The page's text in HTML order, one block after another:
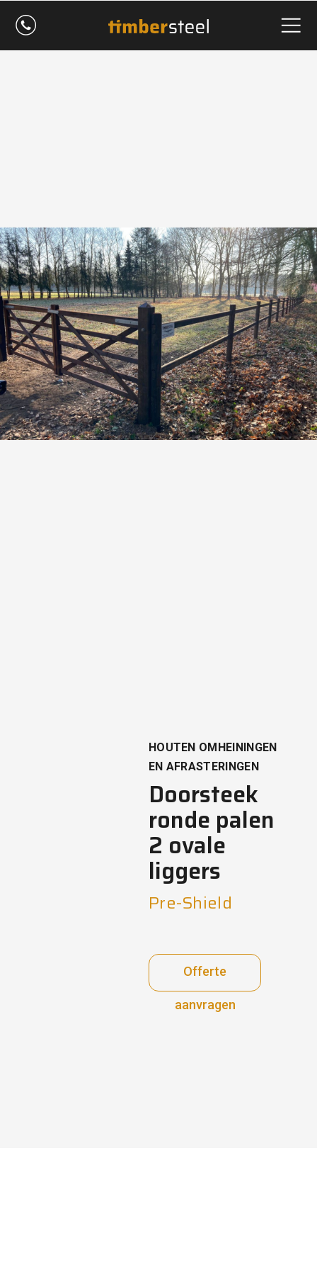
HOUTEN OMHEININGEN
EN AFRASTERINGEN
Doorsteek
ronde palen
2 ovale
liggers
Pre-Shield
Offerte
aanvragen